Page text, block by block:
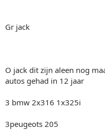
Gr jack
O jack dit zijn aleen nog
autos gehad in 12 jaar
3 bmw 2x316 1x325i
3peugeots 205